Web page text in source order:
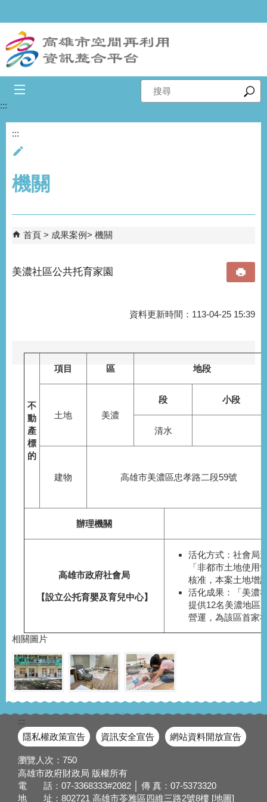
搜
尋
:::
:::
機關
首頁 成果案例 機關
美濃社區公共托育家園
資料更新時間：113-04-25 15:39
不
動
產
標
的
項目 區 地段
土地 美濃
段 小段
清水
建物 高雄市美濃區忠孝路二段59號
辦理機關
高雄市政府社會局
【設立公托育嬰及育兒中心】
活化方式：社會局
「非都市土地使
核准，本案土地增
活化成果：「美濃
提供12名美濃地區
營運，為該區首家
相關圖片
:::
隱私權政策宣告
資訊安全宣告 網站資料開放宣告
瀏覽人次： 750
高雄市政府財政局 版權所有
電 話：07-3368333#2082 │ 傳 真：07-5373320
地 址：802721 高雄市苓雅區四維三路2號8樓 [地圖]